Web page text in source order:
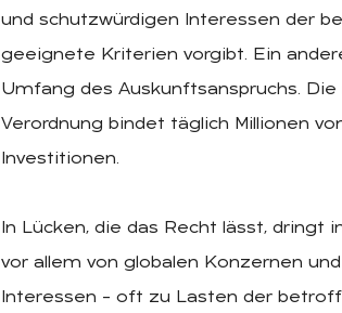
und schutzwürdigen Interessen der
geeignete Kriterien vorgibt. Ein
Umfang des Auskunftsanspruchs.
Verordnung bindet täglich Millionen
Investitionen.
In Lücken, die das Recht lässt, dringt
vor allem von globalen Konzernen
Interessen – oft zu Lasten der